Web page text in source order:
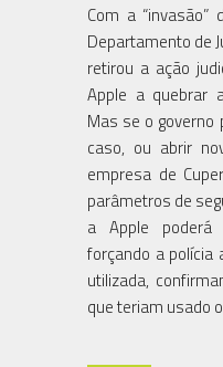
Com a
Departamento de
retirou a ação
Apple a quebrar
Mas se o governo
caso, ou abrir
empresa de
parâmetros de
a Apple
forçando a polícia
utilizada,
que teriam usado